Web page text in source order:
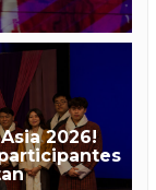
2026!